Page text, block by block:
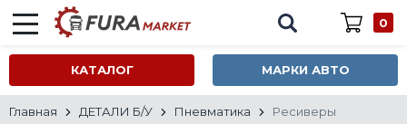
0
КАТАЛОГ МАРКИ АВТО
Главная ДЕТАЛИ Б/У Пневматика Ресиверы